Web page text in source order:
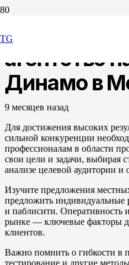
TG
агентство
Динамо в
9 месяцев назад
Для достижения высоких
сильной конкуренции
профессионалам в области
свои цели и задачи, выбирая
анализе целевой аудитории и
Изучите предложения
предложить индивидуальные
и паблисити. Оперативность
рынке — ключевые факторы
клиентов.
Важно помнить о гибкости в